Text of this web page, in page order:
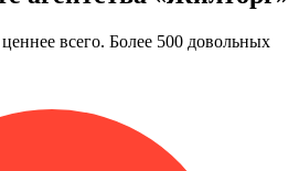
всего. Более 500 довольных